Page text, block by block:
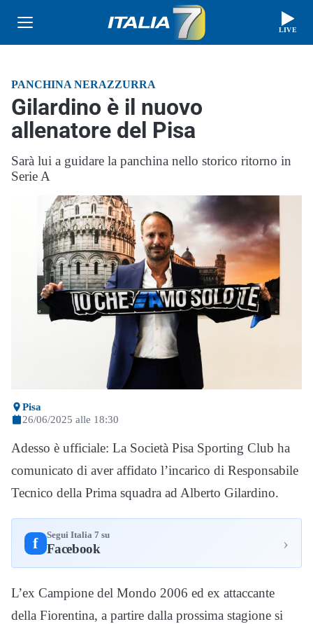
LIVE
PANCHINA NERAZZURRA
Gilardino è il nuovo
allenatore del Pisa
Sarà lui a guidare la panchina nello storico ritorno in
Serie A
Pisa
26/06/2025 alle 18:30
Adesso è ufficiale: La Società Pisa Sporting Club ha
comunicato di aver affidato l’incarico di Responsabile
Tecnico della Prima squadra ad Alberto Gilardino.
f Segui Italia 7 su
Facebook ›
L’ex Campione del Mondo 2006 ed ex attaccante
della Fiorentina, a partire dalla prossima stagione si